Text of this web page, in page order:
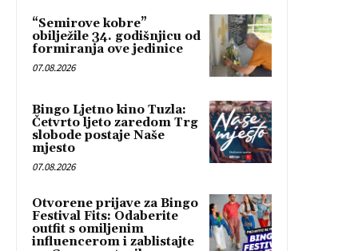
“Semirove kobre”
obilježile 34. godišnjicu od
formiranja ove jedinice
07.08.2026
Bingo Ljetno kino Tuzla:
Četvrto ljeto zaredom Trg
slobode postaje Naše
mjesto
07.08.2026
Otvorene prijave za Bingo
Festival Fits: Odaberite
outfit s omiljenim
influencerom i zablistajte